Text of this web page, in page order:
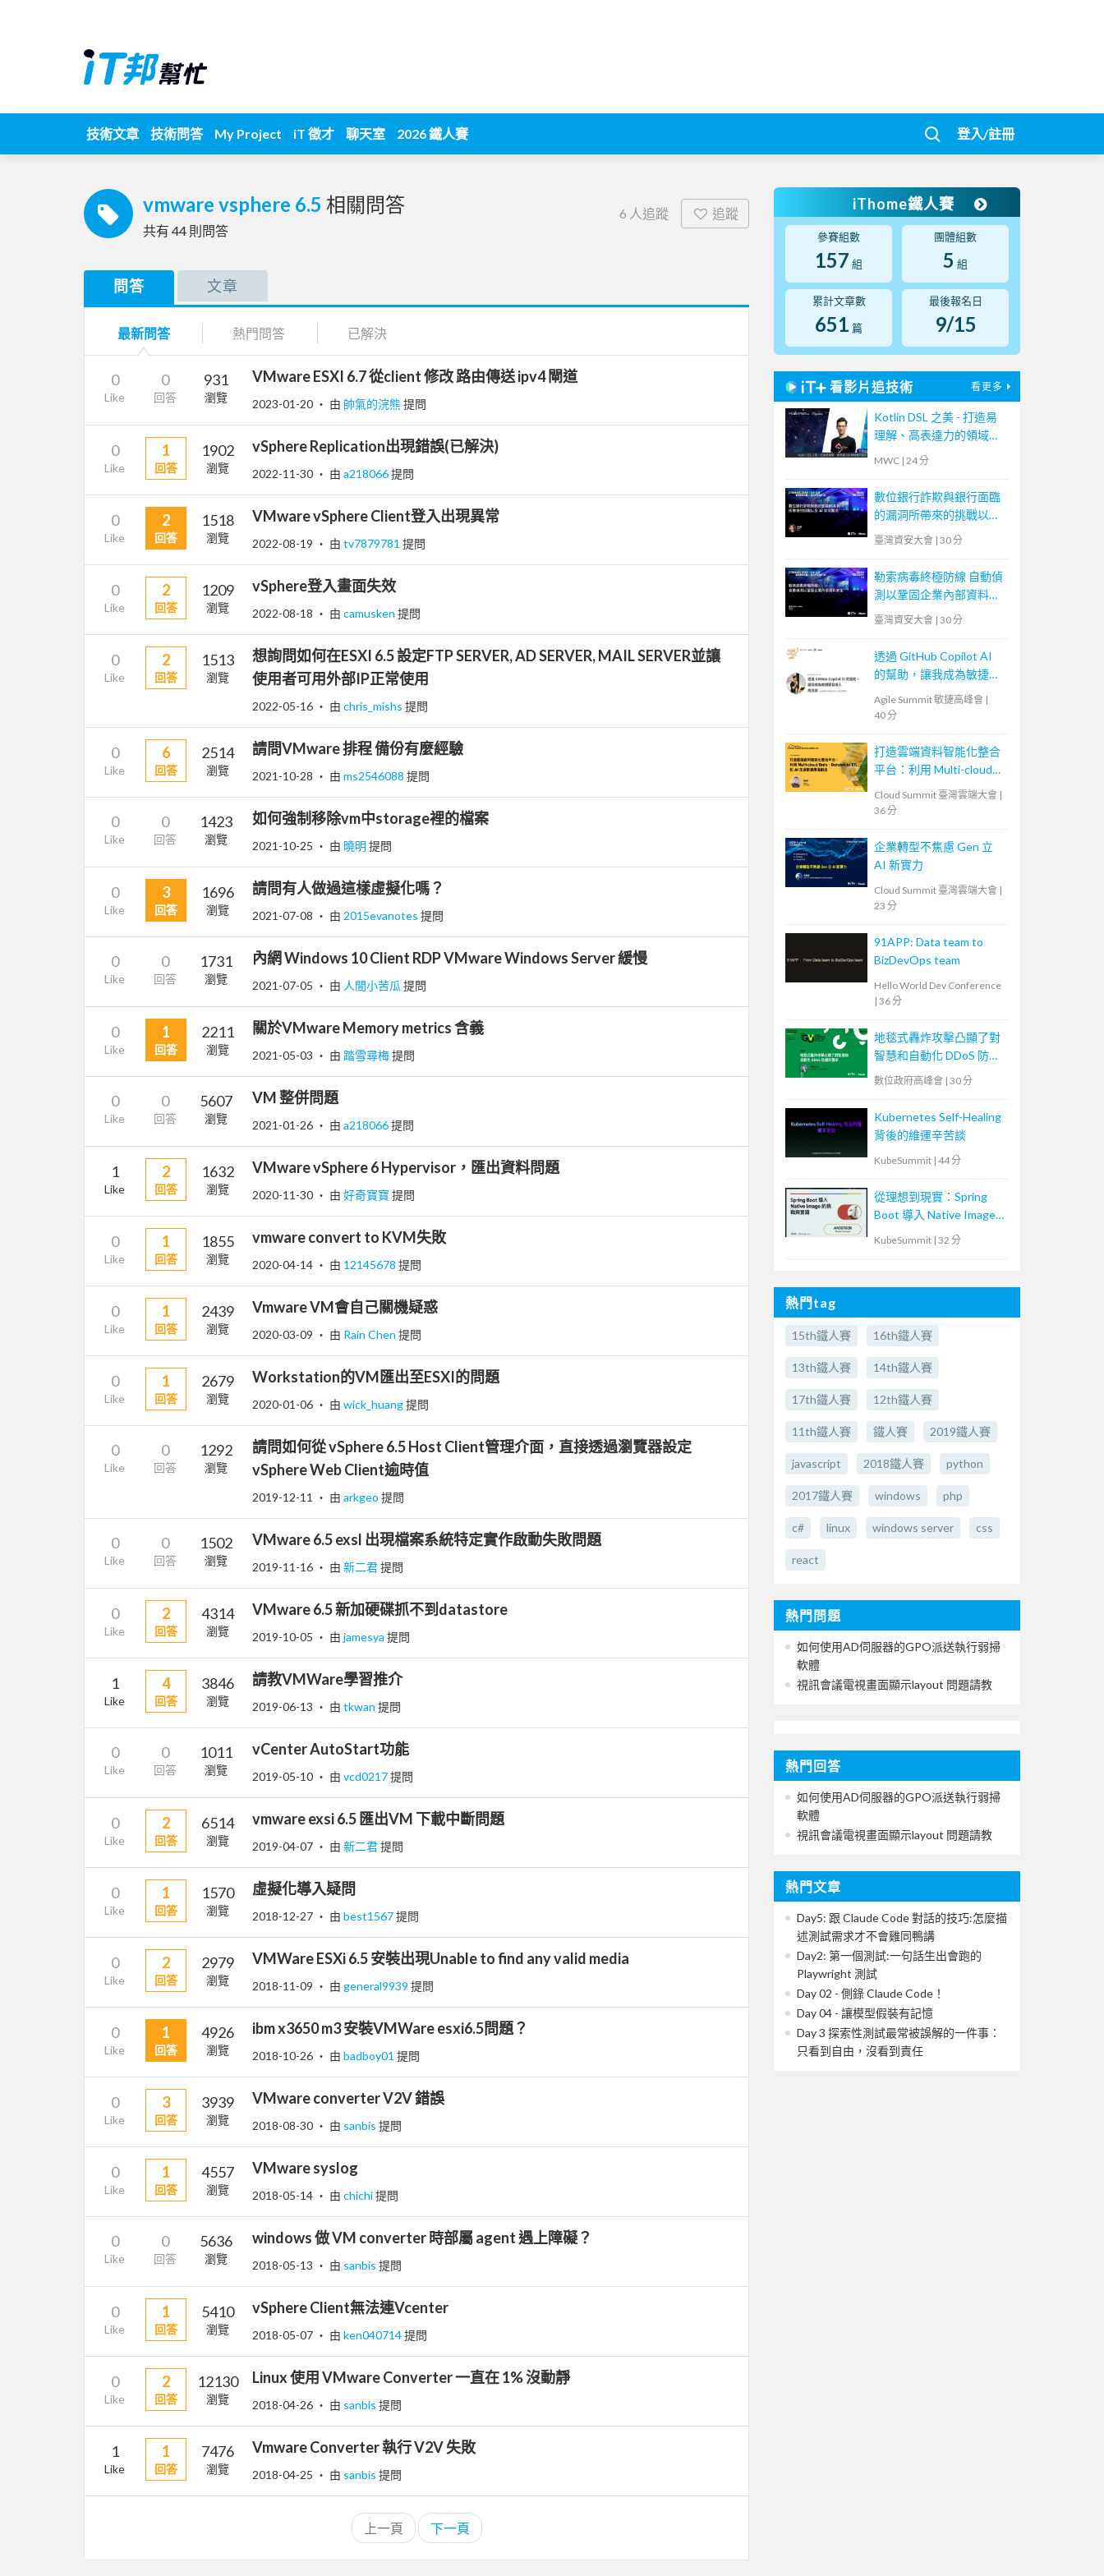
技術文章 技術問答 My Project iT 徵才 聊天室 2026 鐵人賽 登入/註冊
vmware vsphere 6.5 相關問答
共有 44 則問答
6 人追蹤 追蹤
問答 文章
最新問答 熱門問答 已解決
0
Like
0
回答
931
瀏覽
VMware ESXI 6.7 從client 修改 路由傳送 ipv4 閘道
2023-01-20 ‧ 由 帥氣的浣熊提問
0
Like
1
回答
1902
瀏覽
vSphere Replication出現錯誤(已解決)
2022-11-30 ‧ 由 a218066提問
0
Like
2
回答
1518
瀏覽
VMware vSphere Client登入出現異常
2022-08-19 ‧ 由 tv7879781 提問
0
Like
2
回答
1209
瀏覽
vSphere登入畫面失效
2022-08-18 ‧ 由 camusken 提問
0
Like
2
回答
1513
瀏覽
想詢問如何在ESXI 6.5 設定FTP SERVER, AD SERVER, MAIL SERVER並讓
使用者可用外部IP正常使用
2022-05-16 ‧ 由 chris_mishs 提問
0
Like
6
回答
2514
瀏覽
請問VMware 排程 備份有麼經驗
2021-10-28 ‧ 由 ms2546088 提問
0
Like
0
回答
1423
瀏覽
如何強制移除vm中storage裡的檔案
2021-10-25 ‧ 由 曉明 提問
0
Like
3
回答
1696
瀏覽
請問有人做過這樣虛擬化嗎？
2021-07-08 ‧ 由 2015evanotes 提問
0
Like
0
回答
1731
瀏覽
內網 Windows 10 Client RDP VMware Windows Server 緩慢
2021-07-05 ‧ 由 人間小苦瓜 提問
0
Like
1
回答
2211
瀏覽
關於VMware Memory metrics 含義
2021-05-03 ‧ 由 踏雪尋梅提問
0
Like
0
回答
5607
瀏覽
VM 整併問題
2021-01-26 ‧ 由 a218066提問
1
Like
2
回答
1632
瀏覽
VMware vSphere 6 Hypervisor，匯出資料問題
2020-11-30 ‧ 由 好奇寶寶 提問
0
Like
1
回答
1855
瀏覽
vmware convert to KVM失敗
2020-04-14 ‧ 由 12145678 提問
0
Like
1
回答
2439
瀏覽
Vmware VM會自己關機疑惑
2020-03-09 ‧ 由 Rain Chen 提問
0
Like
1
回答
2679
瀏覽
Workstation的VM匯出至ESXI的問題
2020-01-06 ‧ 由 wick_huang提問
0
Like
0
回答
1292
瀏覽
請問如何從 vSphere 6.5 Host Client管理介面，直接透過瀏覽器設定
vSphere Web Client逾時值
2019-12-11 ‧ 由 arkgeo 提問
0
Like
0
回答
1502
瀏覽
VMware 6.5 exsl 出現檔案系統特定實作啟動失敗問題
2019-11-16 ‧ 由 新二君提問
0
Like
2
回答
4314
瀏覽
VMware 6.5 新加硬碟抓不到datastore
2019-10-05 ‧ 由 jamesya 提問
1
Like
4
回答
3846
瀏覽
請教VMWare學習推介
2019-06-13 ‧ 由 tkwan 提問
0
Like
0
回答
1011
瀏覽
vCenter AutoStart功能
2019-05-10 ‧ 由 vcd0217提問
0
Like
2
回答
6514
瀏覽
vmware exsi 6.5 匯出VM 下載中斷問題
2019-04-07 ‧ 由 新二君提問
0
Like
1
回答
1570
瀏覽
虛擬化導入疑問
2018-12-27 ‧ 由 best1567提問
0
Like
2
回答
2979
瀏覽
VMWare ESXi 6.5 安裝出現Unable to find any valid media
2018-11-09 ‧ 由 general9939 提問
0
Like
1
回答
4926
瀏覽
ibm x3650 m3 安裝VMWare esxi6.5問題？
2018-10-26 ‧ 由 badboy01 提問
0
Like
3
回答
3939
瀏覽
VMware converter V2V 錯誤
2018-08-30 ‧ 由 sanbis 提問
0
Like
1
回答
4557
瀏覽
VMware syslog
2018-05-14 ‧ 由 chichi提問
0
Like
0
回答
5636
瀏覽
windows 做 VM converter 時部屬 agent 遇上障礙？
2018-05-13 ‧ 由 sanbis 提問
0
Like
1
回答
5410
瀏覽
vSphere Client無法連Vcenter
2018-05-07 ‧ 由 ken040714提問
0
Like
2
回答
12130
瀏覽
Linux 使用 VMware Converter 一直在 1% 沒動靜
2018-04-26 ‧ 由 sanbis 提問
1
Like
1
回答
7476
瀏覽
Vmware Converter 執行 V2V 失敗
2018-04-25 ‧ 由 sanbis 提問
上一頁 下一頁
iThome鐵人賽
參賽組數
157 組
團體組數
5 組
累計文章數
651 篇
最後報名日
9/15
看影片追技術 看更多
Kotlin DSL 之美 - 打造易
理解、高表達力的領域專
MWC | 24 分
數位銀行詐欺與銀行面臨
的漏洞所帶來的挑戰以及
AI 如何幫助
臺灣資安大會 | 30 分
勒索病毒終極防線 自動偵
測以鞏固企業內部資料安
全
臺灣資安大會 | 30 分
透過 GitHub Copilot AI
的幫助，讓我成為敏捷開
Agile Summit 敏捷高峰會 |
40 分
打造雲端資料智能化整合
平台：利用 Multi-cloud
Data、Databricks ETL 和
AI 加速數據價值創造
Cloud Summit 臺灣雲端大會 |
36 分
企業轉型不焦慮 Gen 立
AI 新實力
Cloud Summit 臺灣雲端大會 |
23 分
91APP: Data team to
BizDevOps team
Hello World Dev Conference
| 36 分
地毯式轟炸攻擊凸顯了對
智慧和自動化 DDoS 防護
的需求
數位政府高峰會 | 30 分
Kubernetes Self-Healing
背後的維運辛苦談
KubeSummit | 44 分
從理想到現實：Spring
Boot 導入 Native Image
KubeSummit | 32 分
熱門tag
15th鐵人賽 16th鐵人賽
13th鐵人賽 14th鐵人賽
17th鐵人賽 12th鐵人賽
11th鐵人賽 鐵人賽 2019鐵人賽
javascript 2018鐵人賽 python
2017鐵人賽 windows php
c# linux windows server css
react
熱門問題
如何使用AD伺服器的GPO派送執行弱掃
軟體
視訊會議電視畫面顯示layout 問題請教
熱門回答
如何使用AD伺服器的GPO派送執行弱掃
軟體
視訊會議電視畫面顯示layout 問題請教
熱門文章
Day5: 跟 Claude Code 對話的技巧:怎麼描
述測試需求才不會雞同鴨講
Day2: 第一個測試:一句話生出會跑的
Playwright 測試
Day 02 - 側錄 Claude Code！
Day 04 - 讓模型假裝有記憶
Day 3 探索性測試最常被誤解的一件事：
只看到自由，沒看到責任